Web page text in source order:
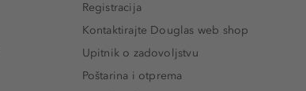
Registracija
Kontaktirajte Douglas web shop
Upitnik o zadovoljstvu
Poštarina i otprema